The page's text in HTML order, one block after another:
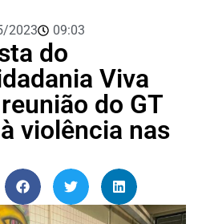
2023 09:03
do
Viva
do GT
violência nas